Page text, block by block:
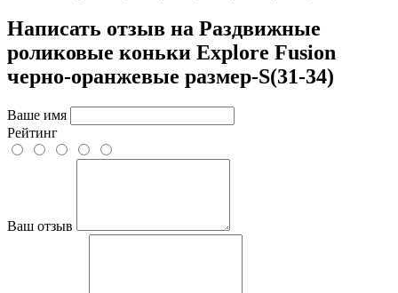
Написать отзыв на Раздвижные
роликовые коньки Explore Fusion
черно-оранжевые размер-S(31-34)
Ваше имя
Рейтинг
Ваш отзыв